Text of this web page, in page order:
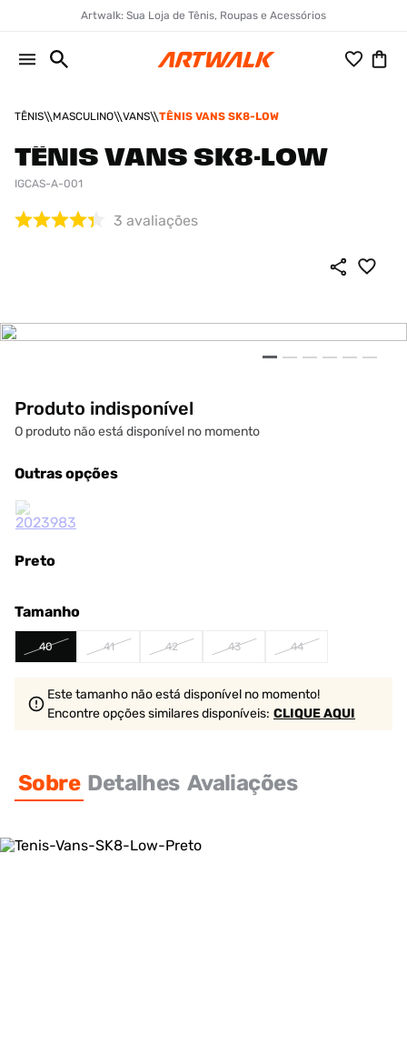
Artwalk: Sua Loja de Tênis, Roupas e Acessórios
TÊNIS MASCULINO VANS TÊNIS VANS SK8-LOW
TÊNIS VANS SK8-LOW
IGCAS-A-001
3 avaliações
Produto indisponível
O produto não está disponível no momento
Outras opções
Preto
Tamanho
40 41 42 43 44
Este tamanho não está disponível no momento!
Encontre opções similaresdisponíveis: CLIQUE AQUI
Sobre Detalhes Avaliações